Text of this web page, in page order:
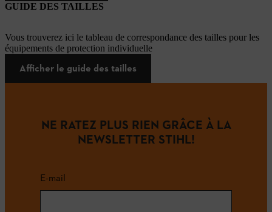
GUIDE DES TAILLES
Vous trouverez ici le tableau de correspondance des tailles pour les
équipements de protection individuelle
Afficher le guide des tailles
NE RATEZ PLUS RIEN GRÂCE À LA
NEWSLETTER STIHL!
E-mail